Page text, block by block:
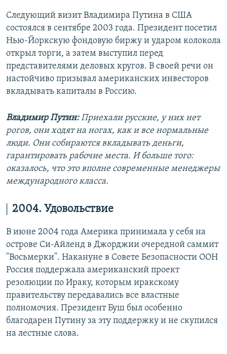
Следующий визит Владимира Путина в США
состоялся в сентябре 2003 года. Президент посетил
Нью-Йоркскую фондовую биржу и ударом колокола
открыл торги, а затем выступил перед
представителями деловых кругов. В своей речи он
настойчиво призывал американских инвесторов
вкладывать капиталы в Россию.
Владимир Путин:Приехали русские, у них нет
рогов, они ходят на ногах, как и все нормальные
люди. Они собираются вкладывать деньги,
гарантировать рабочие места. И больше того:
оказалось, что это вполне современные менеджеры
международного класса.
2004. Удовольствие
В июне 2004 года Америка принимала у себя на
острове Си-Айленд в Джорджии очередной саммит
"Восьмерки". Накануне в Совете Безопасности ООН
Россия поддержала американский проект
резолюции по Ираку, которым иракскому
правительству передавались все властные
полномочия. Президент Буш был особенно
благодарен Путину за эту поддержку и не скупился
на лестные слова.